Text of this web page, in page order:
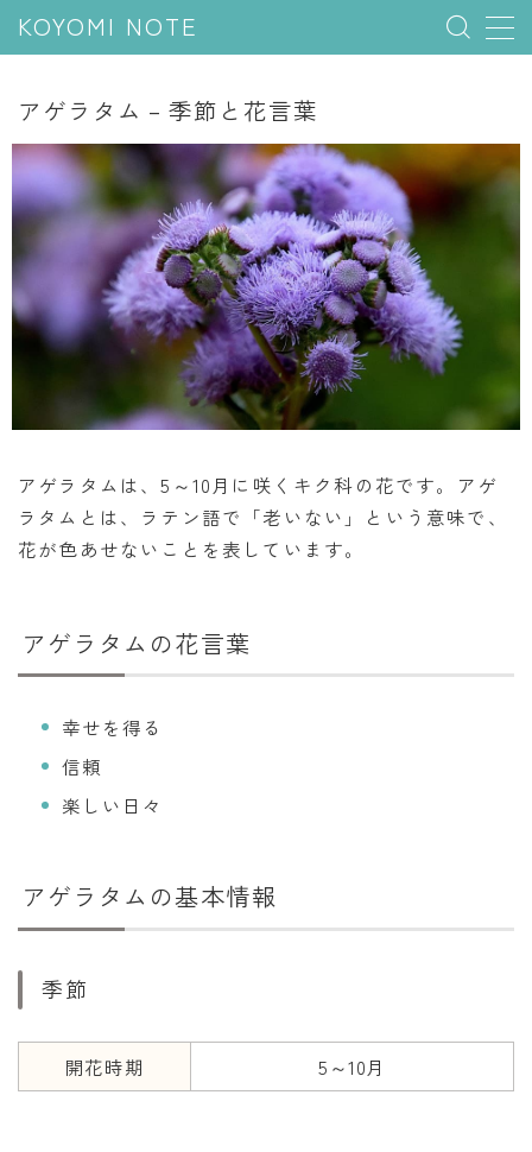
KOYOMI NOTE
行事と季節
五節句
年中行事
祝日
二十四節気
暦と満月
今日のこよみ
暦と歳時記
旧暦
西暦・和暦
暦の吉凶
誕生シンボル
アゲラタム – 季節と花言葉
アゲラタムは、5～10月に咲くキク科の花です。アゲ
ラタムとは、ラテン語で「老いない」という意味で、
花が色あせないことを表しています。
アゲラタムの花言葉
幸せを得る
信頼
楽しい日々
アゲラタムの基本情報
季節
開花時期 5～10月